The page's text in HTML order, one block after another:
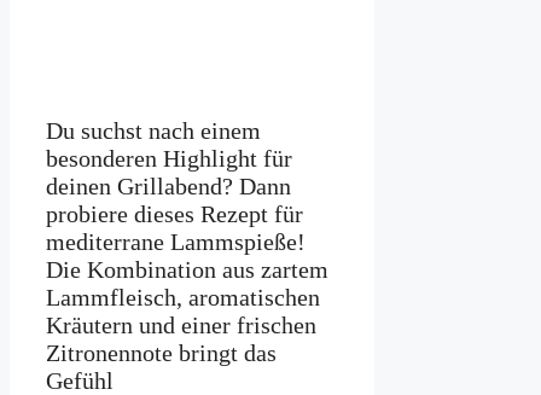
Du suchst nach einem
besonderen Highlight für
deinen Grillabend? Dann
probiere dieses Rezept für
mediterrane Lammspieße!
Die Kombination aus zartem
Lammfleisch, aromatischen
Kräutern und einer frischen
Zitronennote bringt das
Gefühl